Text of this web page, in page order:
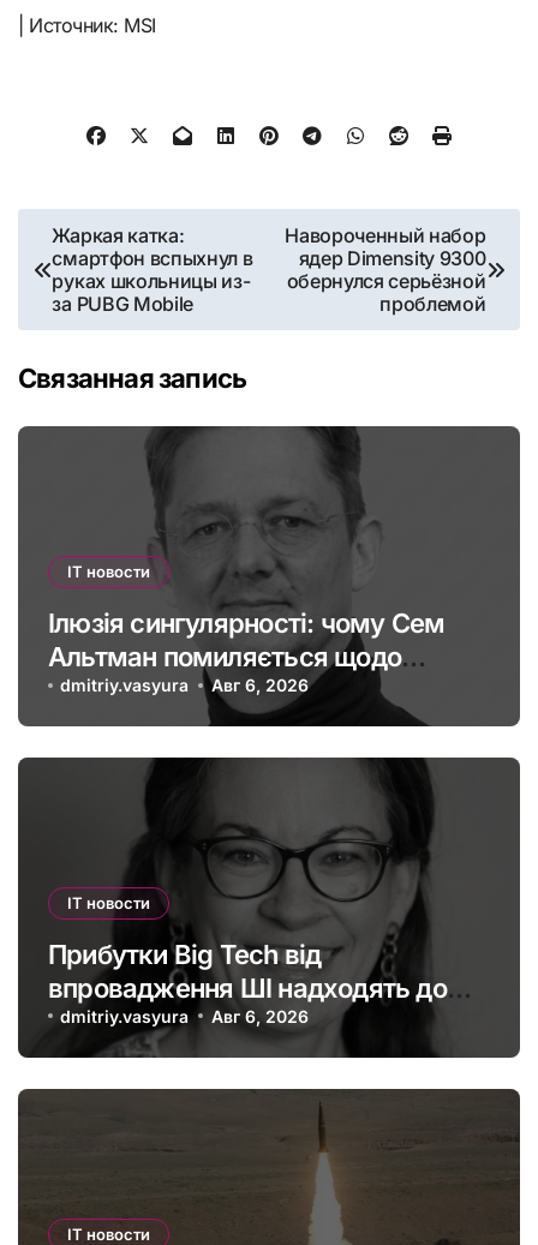
| Источник: MSI
Навигация
по
записям
Жаркая катка:
смартфон вспыхнул в
руках школьницы из-
за PUBG Mobile
Навороченный набор
ядер Dimensity 9300
обернулся серьёзной
проблемой
Связанная запись
IT новости
Ілюзія сингулярності: чому Сем
Альтман помиляється щодо
штучного інтелекту
dmitriy.vasyura Авг 6, 2026
IT новости
Прибутки Big Tech від
впровадження ШІ надходять до
офшорів: як змінити глобальну
податкову систему
dmitriy.vasyura Авг 6, 2026
IT новости